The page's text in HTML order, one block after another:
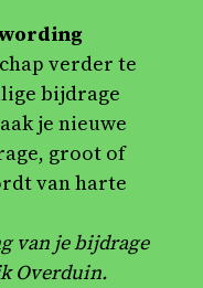
verder te
bijdrage
je nieuwe
groot of
van harte
van je bijdrage
Overduin.